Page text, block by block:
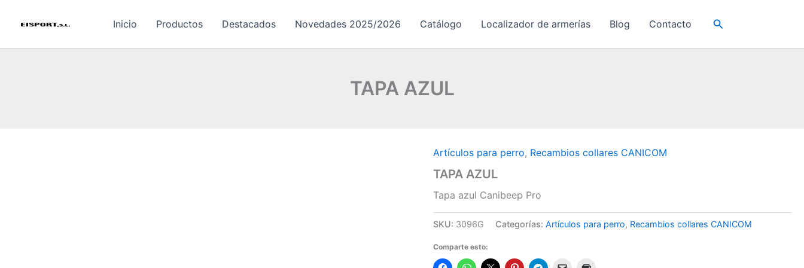
Inicio Productos Destacados Novedades 2025/2026 Catálogo Localizador de armerías Blog Contacto Buscar
TAPA AZUL
Artículos para perro, Recambios collares CANICOM
TAPA AZUL
Tapa azul Canibeep Pro
SKU: 3096G Categorías:Artículos para perro, Recambios collares CANICOM
Comparte esto: